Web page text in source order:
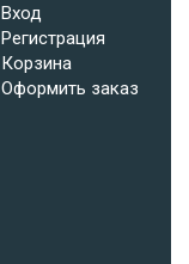
Вход
Регистрация
Корзина
Оформить заказ